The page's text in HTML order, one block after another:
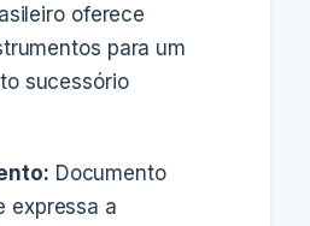
oferece
para um
sucessório
Documento
expressa a